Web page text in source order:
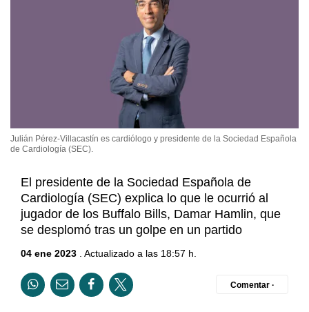
Julián Pérez-Villacastín es cardiólogo y presidente de la Sociedad Española
de Cardiología (SEC).
El presidente de la Sociedad Española de
Cardiología (SEC) explica lo que le ocurrió al
jugador de los Buffalo Bills, Damar Hamlin, que
se desplomó tras un golpe en un partido
04 ene 2023 . Actualizado a las 18:57 h.
Comentar ·